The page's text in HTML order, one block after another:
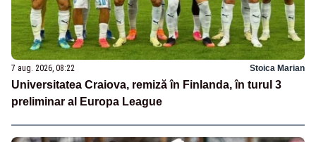
7 aug. 2026, 08:22 Stoica Marian
Universitatea Craiova, remiză în Finlanda, în turul 3
preliminar al Europa League